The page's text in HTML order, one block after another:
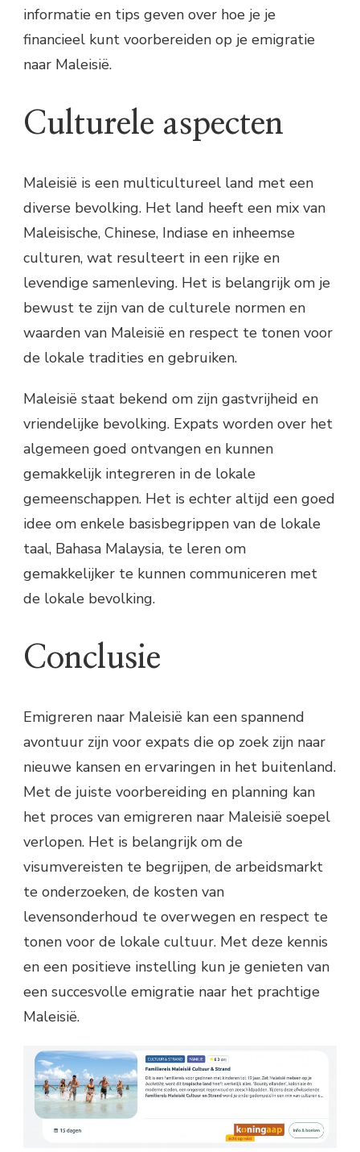
informatie en tips geven over hoe je je
financieel kunt voorbereiden op je emigratie
naar Maleisië.
Culturele aspecten
Maleisië is een multicultureel land met een
diverse bevolking. Het land heeft een mix van
Maleisische, Chinese, Indiase en inheemse
culturen, wat resulteert in een rijke en
levendige samenleving. Het is belangrijk om je
bewust te zijn van de culturele normen en
waarden van Maleisië en respect te tonen voor
de lokale tradities en gebruiken.
Maleisië staat bekend om zijn gastvrijheid en
vriendelijke bevolking. Expats worden over het
algemeen goed ontvangen en kunnen
gemakkelijk integreren in de lokale
gemeenschappen. Het is echter altijd een goed
idee om enkele basisbegrippen van de lokale
taal, Bahasa Malaysia, te leren om
gemakkelijker te kunnen communiceren met
de lokale bevolking.
Conclusie
Emigreren naar Maleisië kan een spannend
avontuur zijn voor expats die op zoek zijn naar
nieuwe kansen en ervaringen in het buitenland.
Met de juiste voorbereiding en planning kan
het proces van emigreren naar Maleisië soepel
verlopen. Het is belangrijk om de
visumvereisten te begrijpen, de arbeidsmarkt
te onderzoeken, de kosten van
levensonderhoud te overwegen en respect te
tonen voor de lokale cultuur. Met deze kennis
en een positieve instelling kun je genieten van
een succesvolle emigratie naar het prachtige
Maleisië.